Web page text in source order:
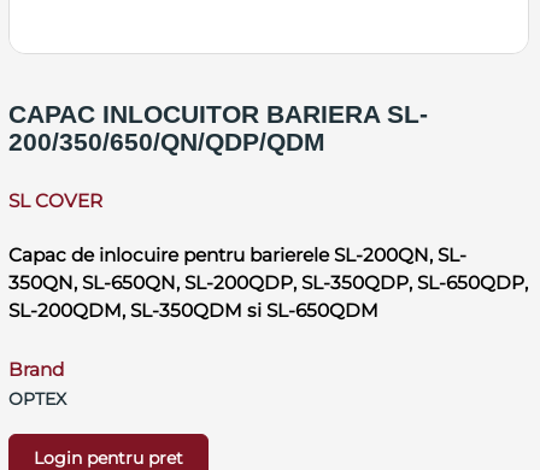
CAPAC INLOCUITOR BARIERA SL-
200/350/650/QN/QDP/QDM
SL COVER
Capac de inlocuire pentru barierele SL-200QN, SL-
350QN, SL-650QN, SL-200QDP, SL-350QDP, SL-650QDP,
SL-200QDM, SL-350QDM si SL-650QDM
Brand
OPTEX
Login pentru pret